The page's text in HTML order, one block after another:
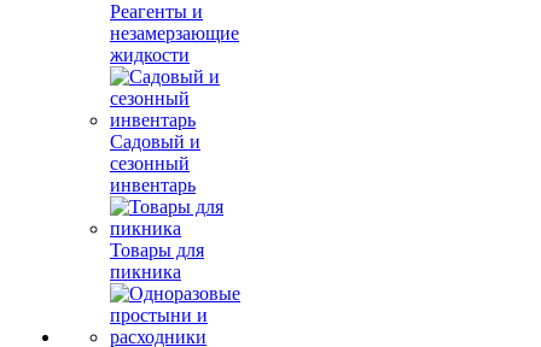
Реагенты и
незамерзающие
жидкости
Садовый и
сезонный
инвентарь
Товары для
пикника